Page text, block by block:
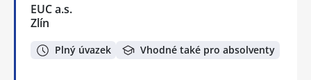
EUC a.s.
Zlín
Plný úvazek Vhodné také pro absolventy